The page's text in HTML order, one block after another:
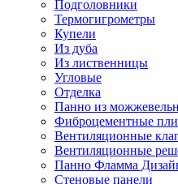
Подголовники
Термогигрометры
Купели
Из дуба
Из лиственницы
Угловые
Отделка
Панно из
Фиброцементные
Вентиляционные
Вентиляционные
Панно Фламма
Стеновые панели